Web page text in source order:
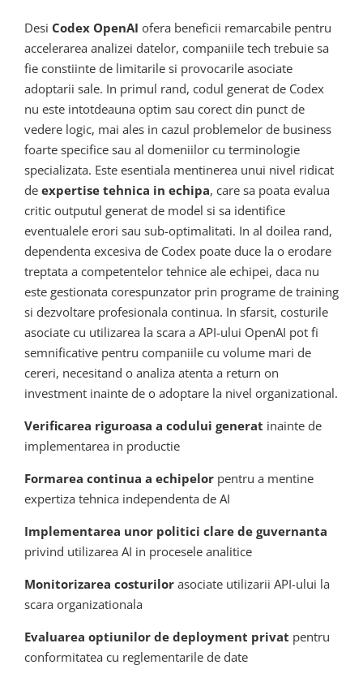
Desi Codex OpenAI ofera beneficii remarcabile pentru
accelerarea analizei datelor, companiile tech trebuie sa
fie constiinte de limitarile si provocarile asociate
adoptarii sale. In primul rand, codul generat de Codex
nu este intotdeauna optim sau corect din punct de
vedere logic, mai ales in cazul problemelor de business
foarte specifice sau al domeniilor cu terminologie
specializata. Este esentiala mentinerea unui nivel ridicat
de expertise tehnica in echipa, care sa poata evalua
critic outputul generat de model si sa identifice
eventualele erori sau sub-optimalitati. In al doilea rand,
dependenta excesiva de Codex poate duce la o erodare
treptata a competentelor tehnice ale echipei, daca nu
este gestionata corespunzator prin programe de training
si dezvoltare profesionala continua. In sfarsit, costurile
asociate cu utilizarea la scara a API-ului OpenAI pot fi
semnificative pentru companiile cu volume mari de
cereri, necesitand o analiza atenta a return on
investment inainte de o adoptare la nivel organizational.
Verificarea riguroasa a codului generat inainte de
implementarea in productie
Formarea continua a echipelor pentru a mentine
expertiza tehnica independenta de AI
Implementarea unor politici clare de guvernanta
privind utilizarea AI in procesele analitice
Monitorizarea costurilor asociate utilizarii API-ului la
scara organizationala
Evaluarea optiunilor de deployment privat pentru
conformitatea cu reglementarile de date